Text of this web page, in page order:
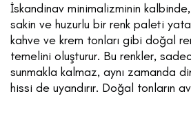
İskandinav minimalizminin
sakin ve huzurlu bir renk paleti
kahve ve krem tonları gibi doğal
temelini oluşturur. Bu renkler,
sunmakla kalmaz, aynı zamanda
hissi de uyandırır. Doğal tonların